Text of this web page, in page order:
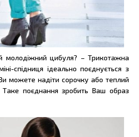
молодіжний цибуля? – Трикотажна
спідниця ідеально поєднується з
можете надіти сорочку або теплий
Таке поєднання зробить Ваш образ